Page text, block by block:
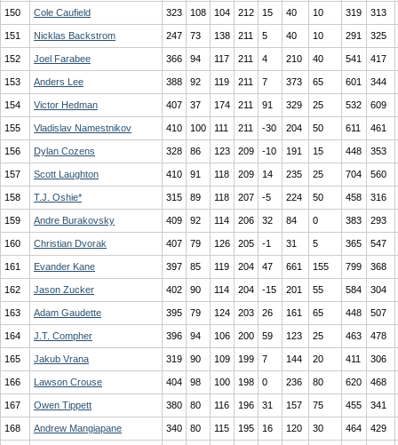
150 Cole Caufield 323 108 104 212 15 40 10 319 313
151 Nicklas Backstrom 247 73 138 211 5 40 10 291 325
152 Joel Farabee 366 94 117 211 4 210 40 541 417
153 Anders Lee 388 92 119 211 7 373 65 601 344
154 Victor Hedman 407 37 174 211 91 329 25 532 609
155 Vladislav Namestnikov 410 100 111 211 -30 204 50 611 461
156 Dylan Cozens 328 86 123 209 -10 191 15 448 353
157 Scott Laughton 410 91 118 209 14 235 25 704 560
158 T.J. Oshie* 315 89 118 207 -5 224 50 458 316
159 Andre Burakovsky 409 92 114 206 32 84 0 383 293
160 Christian Dvorak 407 79 126 205 -1 31 5 365 547
161 Evander Kane 397 85 119 204 47 661 155 799 368
162 Jason Zucker 402 90 114 204 -15 201 55 584 304
163 Adam Gaudette 395 79 124 203 26 161 65 448 507
164 J.T. Compher 396 94 106 200 59 123 25 463 478
165 Jakub Vrana 319 90 109 199 7 144 20 411 306
166 Lawson Crouse 404 98 100 198 0 236 80 620 468
167 Owen Tippett 380 80 116 196 31 157 75 455 341
168 Andrew Mangiapane 340 80 115 195 16 120 30 464 429